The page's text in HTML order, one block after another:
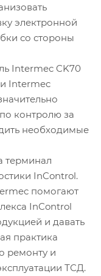
электронной
со стороны
Intermec CK70
Intermec
контролю за
необходимые
терминал
InControl.
помогают
InControl
и давать
практика
ремонту и
ТСД.